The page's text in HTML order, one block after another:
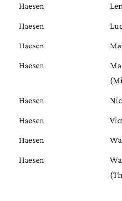
Haesen
Haesen
Haesen
Haesen
Haesen
Haesen
Haesen
Haesen